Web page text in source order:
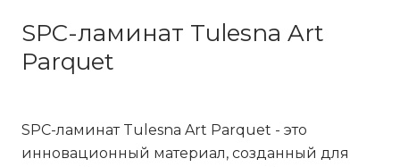
SPC-ламинат Tulesna Art
Parquet
SPC-ламинат Tulesna Art Parquet - это
инновационный материал, созданный для